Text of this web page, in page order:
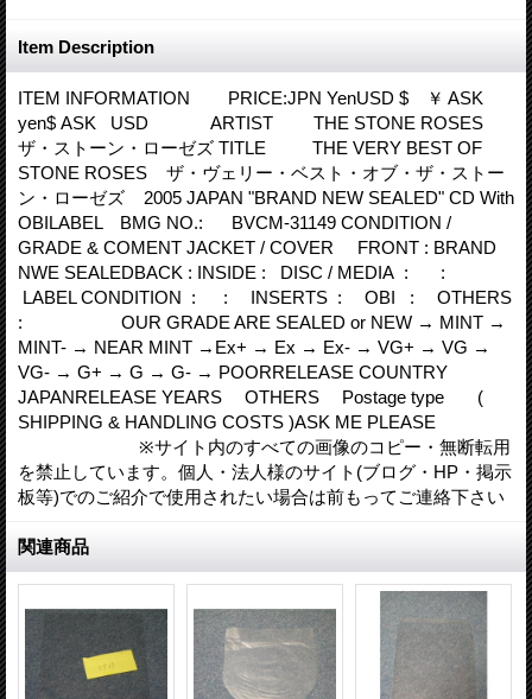
Item Description
ITEM INFORMATION PRICE:JPN YenUSD $ ￥ ASK
yen$ ASK USD ARTIST THE STONE ROSES
ザ・ストーン・ローゼズ TITLE THE VERY BEST OF
STONE ROSES ザ・ヴェリー・ベスト・オブ・ザ・ストー
ン・ローゼズ 2005 JAPAN "BRAND NEW SEALED" CD With
OBILABEL BMG NO.: BVCM-31149 CONDITION /
GRADE & COMENT JACKET / COVER FRONT : BRAND
NWE SEALEDBACK : INSIDE : DISC / MEDIA : :
LABEL CONDITION : : INSERTS : OBI : OTHERS
: OUR GRADE ARE SEALED or NEW → MINT →
MINT- → NEAR MINT →Ex+ → Ex → Ex- → VG+ → VG →
VG- → G+ → G → G- → POORRELEASE COUNTRY
JAPANRELEASE YEARS OTHERS Postage type (
SHIPPING & HANDLING COSTS )ASK ME PLEASE
※サイト内のすべての画像のコピー・無断転用
を禁止しています。個人・法人様のサイト(ブログ・HP・掲示
板等)でのご紹介で使用されたい場合は前もってご連絡下さい
関連商品